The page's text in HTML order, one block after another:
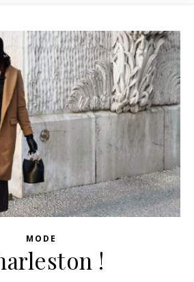
MODE
!